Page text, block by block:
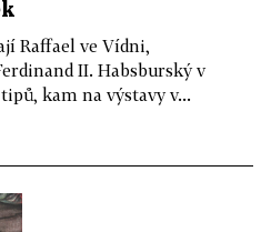
Raffael ve Vídni,
II. Habsburský v
kam na výstavy v...